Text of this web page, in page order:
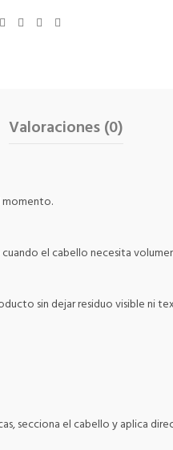
Valoraciones (0)
momento.
el cabello necesita
sin dejar residuo visible ni
secciona el cabello y aplica